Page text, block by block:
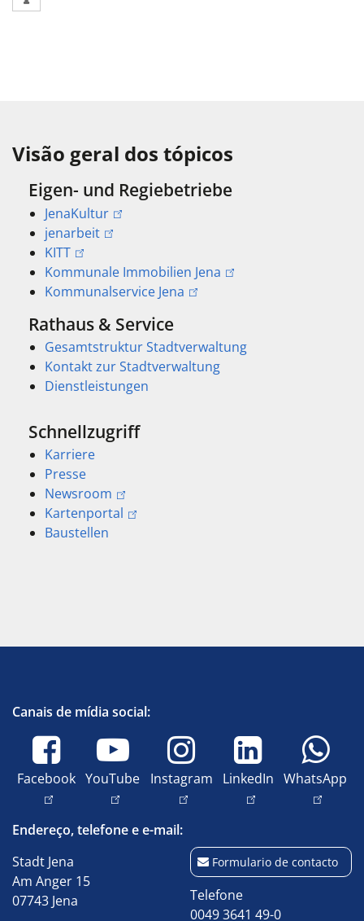
Visão geral dos tópicos
Eigen- und Regiebetriebe
JenaKultur
jenarbeit
KITT
Kommunale Immobilien Jena
Kommunalservice Jena
Rathaus & Service
Gesamtstruktur Stadtverwaltung
Kontakt zur Stadtverwaltung
Dienstleistungen
Schnellzugriff
Karriere
Presse
Newsroom
Kartenportal
Baustellen
Canais de mídia social:
Facebook YouTube Instagram LinkedIn WhatsApp
Endereço, telefone e e-mail:
Stadt Jena
Am Anger 15
07743 Jena
Formulario de contacto
Telefone
0049 3641 49-0